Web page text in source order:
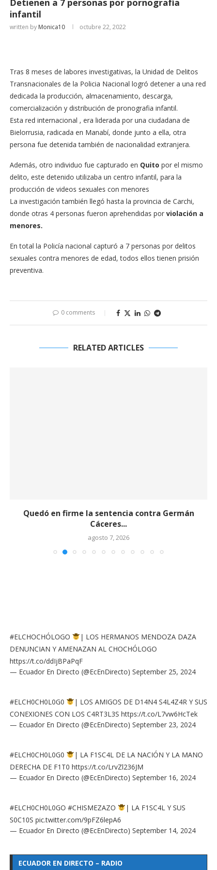
Detienen a 7 personas por pornografía
infantil
written by Monica10 octubre 22, 2022
Tras 8 meses de labores investigativas, la Unidad de Delitos
Transnacionales de la Policia Nacional logró detener a una red
dedicada la producción, almacenamiento, descarga,
comercialización y distribución de pronografia infantil.
Esta red internacional , era liderada por una ciudadana de
Bielorrusia, radicada en Manabí, donde junto a ella, otra
persona fue detenida también de nacionalidad extranjera.
Además, otro individuo fue capturado en Quito por el mismo
delito, este detenido utilizaba un centro infantil, para la
producción de videos sexuales con menores
La investigación también llegó hasta la provincia de Carchi,
donde otras 4 personas fueron aprehendidas por violación a
menores.
En total la Policía nacional capturó a 7 personas por delitos
sexuales contra menores de edad, todos ellos tienen prisión
preventiva.
0 comments
RELATED ARTICLES
Quedó en firme la sentencia contra Germán
Cáceres...
agosto 7, 2026
#ELCHOCHÓLOGO
| LOS HERMANOS MENDOZA DAZA
DENUNCIAN Y AMENAZAN AL CHOCHÓLOGO
https://t.co/ddIjBPaPqF
— Ecuador En Directo (@EcEnDirecto) September 25, 2024
#ELCH0CH0L0G0
| LOS AMIGOS DE D14N4 S4L4Z4R Y SUS
CONEXIONES CON LOS C4RT3L3S https://t.co/L7vw6HcTek
— Ecuador En Directo (@EcEnDirecto) September 23, 2024
#ELCH0CH0L0G0
| LA F1SC4L DE LA NACIÓN Y LA MANO
DERECHA DE F1T0 https://t.co/LrvZl236JM
— Ecuador En Directo (@EcEnDirecto) September 16, 2024
#ELCH0CH0L0GO #CHISMEZAZO
| LA F1SC4L Y SUS
S0C10S pic.twitter.com/9pFZ6lepA6
— Ecuador En Directo (@EcEnDirecto) September 14, 2024
ECUADOR EN DIRECTO – RADIO